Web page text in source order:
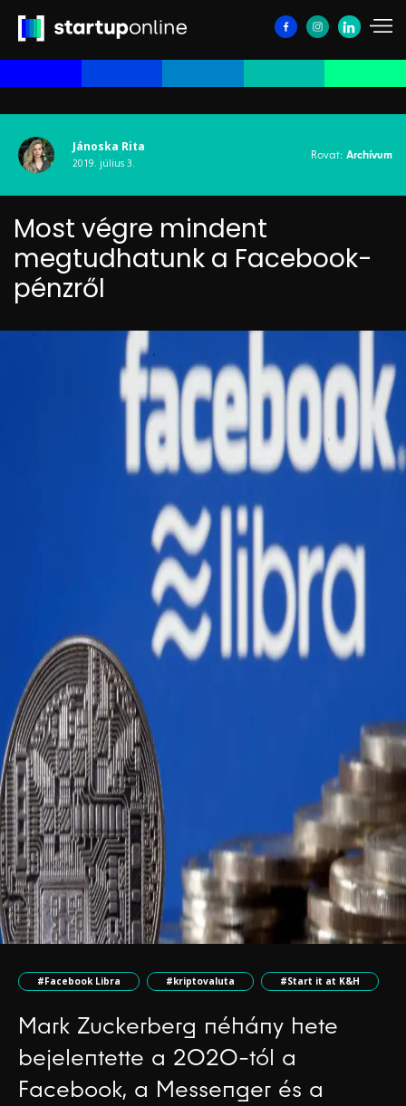
Jánoska Rita
2019. július 3.
Rovat: Archívum
Most végre mindent
megtudhatunk a Facebook-
pénzről
#Facebook Libra #kriptovaluta #Start it at K&H
Mark Zuckerberg néhány hete
bejelentette a 2020-tól a
Facebook, a Messenger és a